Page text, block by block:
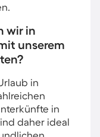
wir in
unserem
in
in
daher ideal